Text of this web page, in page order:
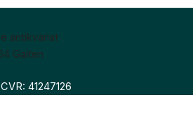
antikvariat
Galten
CVR: 41247126